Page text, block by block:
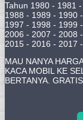
Tahun 1980 - 1981
1988 - 1989 - 1990
1997 - 1998 - 1999
2006 - 2007 - 2008
2015 - 2016 - 2017
MAU NANYA
KACA MOBIL KE
BERTANYA.